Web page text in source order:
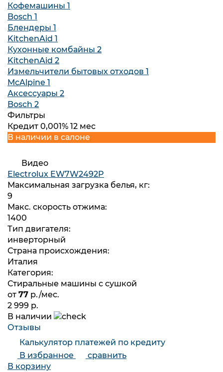
Кофемашины 1
Bosch 1
Блендеры 1
KitchenAid 1
Кухонные комбайны 2
KitchenAid 2
Измельчители бытовых отходов 1
McAlpine 1
Аксессуары 2
Bosch 2
Фильтры
Кредит 0,001% 12 мес
В наличии в салоне
Видео
Electrolux EW7W2492P
Максимальная загрузка белья, кг:
9
Макс. скорость отжима:
1400
Тип двигателя:
инверторный
Страна происхождения:
Италия
Категория:
Стиральные машины с сушкой
от 77 р./мес.
2 999 р.
В наличии
Отзывы
Калькулятор платежей по кредиту
В избранное
сравнить
В корзину